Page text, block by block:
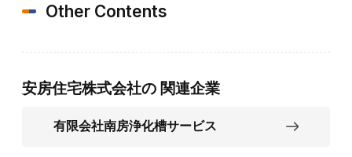
Other Contents
安房住宅株式会社の 関連企業
有限会社南房浄化槽サービス